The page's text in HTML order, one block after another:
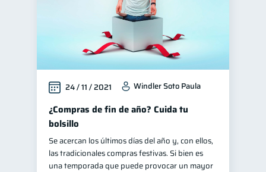
24 / 11 / 2021 Windler Soto Paula
¿Compras de fin de año? Cuida tu
bolsillo
Se acercan los últimos días del año y, con ellos,
las tradicionales compras festivas. Si bien es
una temporada que puede provocar un mayor